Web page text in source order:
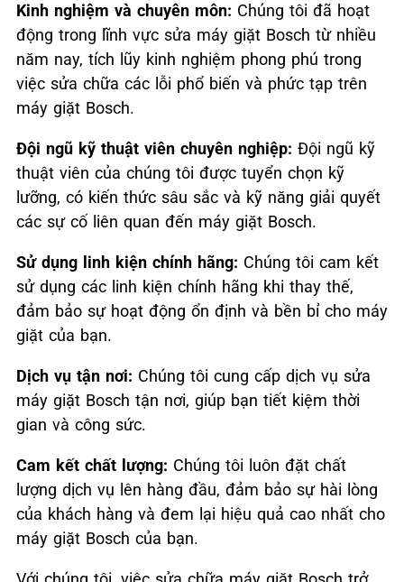
Kinh nghiệm và chuyên môn: Chúng tôi đã hoạt
động trong lĩnh vực sửa máy giặt Bosch từ nhiều
năm nay, tích lũy kinh nghiệm phong phú trong
việc sửa chữa các lỗi phổ biến và phức tạp trên
máy giặt Bosch.
Đội ngũ kỹ thuật viên chuyên nghiệp: Đội ngũ kỹ
thuật viên của chúng tôi được tuyển chọn kỹ
lưỡng, có kiến thức sâu sắc và kỹ năng giải quyết
các sự cố liên quan đến máy giặt Bosch.
Sử dụng linh kiện chính hãng: Chúng tôi cam kết
sử dụng các linh kiện chính hãng khi thay thế,
đảm bảo sự hoạt động ổn định và bền bỉ cho máy
giặt của bạn.
Dịch vụ tận nơi: Chúng tôi cung cấp dịch vụ sửa
máy giặt Bosch tận nơi, giúp bạn tiết kiệm thời
gian và công sức.
Cam kết chất lượng: Chúng tôi luôn đặt chất
lượng dịch vụ lên hàng đầu, đảm bảo sự hài lòng
của khách hàng và đem lại hiệu quả cao nhất cho
máy giặt Bosch của bạn.